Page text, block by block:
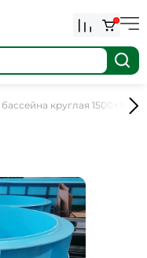
0
круглая 1500×1500